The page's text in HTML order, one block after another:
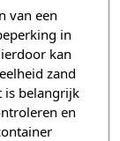
van een
in
kan
zand
is belangrijk
en